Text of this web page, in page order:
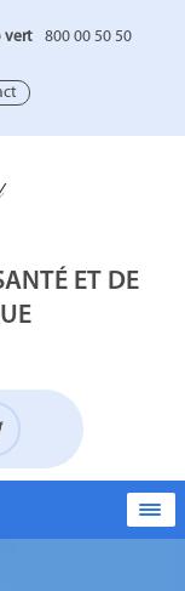
vert 800 00 50 50
ET DE